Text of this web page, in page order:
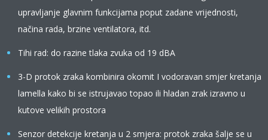
upravljanje glavnim funkcijama poput zadane vrijednosti,
načina rada, brzine ventilatora, itd.
Tihi rad: do razine tlaka zvuka od 19 dBA
3-D protok zraka kombinira okomit I vodoravan smjer kretanja
lamella kako bi se istrujavao topao ili hladan zrak izravno u
kutove velikih prostora
Senzor detekcije kretanja u 2 smjera: protok zraka šalje se u